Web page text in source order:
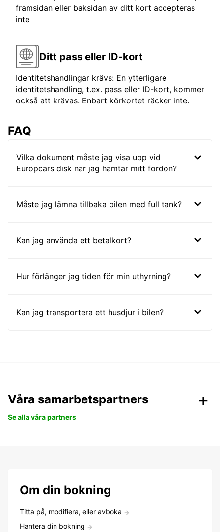
framsidan eller baksidan av ditt kort accepteras
inte
Ditt pass eller ID-kort
Identitetshandlingar krävs: En ytterligare
identitetshandling, t.ex. pass eller ID-kort, kommer
också att krävas. Enbart körkortet räcker inte.
FAQ
Vilka dokument måste jag visa upp vid
Europcars disk när jag hämtar mitt fordon?
Måste jag lämna tillbaka bilen med full tank?
Kan jag använda ett betalkort?
Hur förlänger jag tiden för min uthyrning?
Kan jag transportera ett husdjur i bilen?
Våra samarbetspartners
Se alla våra partners
Om din bokning
Titta på, modifiera, eller avboka
Hantera din bokning